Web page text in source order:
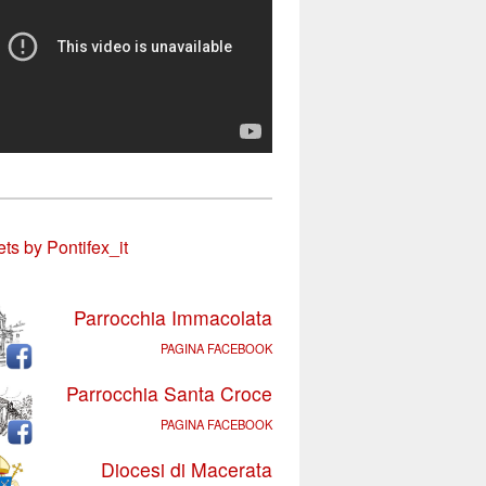
by Pontifex_it
Parrocchia Immacolata
PAGINA FACEBOOK
Parrocchia Santa Croce
PAGINA FACEBOOK
Diocesi di Macerata